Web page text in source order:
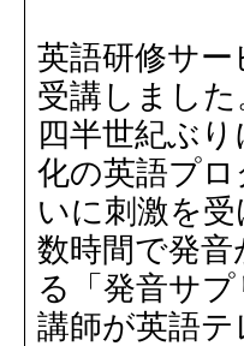
英語研修サ
受講しました
四半世紀ぶ
化の英語プ
いに刺激を受
数時間で発
る「発音サ
講師が英語